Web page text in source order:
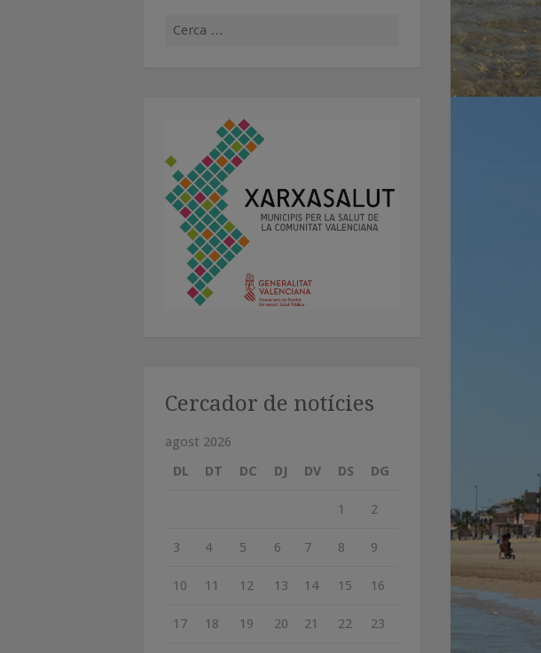
Cerca:
Cercador de notícies
agost 2026
DL
DT DC DJ DV DS DG
1 2
3 4 5 6 7 8 9
10 11 12 13 14 15 16
17 18 19 20 21 22 23